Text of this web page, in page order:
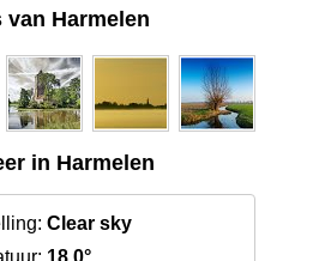
van Harmelen
in Harmelen
Clear sky